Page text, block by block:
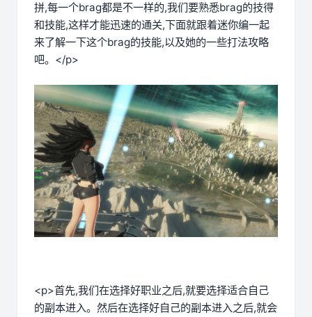
拼,每一个brag都是不一样的,我们要熟悉brag的技得
和技能,这样才能迅速的通关,下面就跟着迷你编一起
来了解一下这个brag的技能,以及她的一些打法攻略
吧。</p>
<p>首先,我们在选择好职业之后,就要选择适合自己
的副本进入。然后在选择好自己的副本进入之后,就会